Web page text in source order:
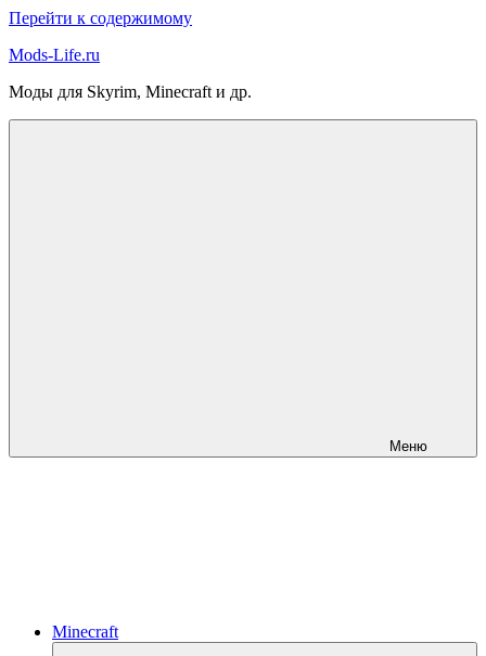
Перейти к содержимому
Mods-Life.ru
Моды для Skyrim, Minecraft и др.
Меню
Minecraft